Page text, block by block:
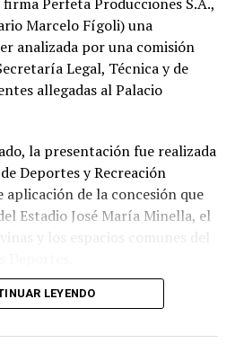
Marcelo Fígoli) una
analizada por una comisión
Legal, Técnica y de
allegadas al Palacio
la presentación fue realizada
Deportes y Recreación
aplicación de la concesión que
Estadio José María Minella, el
y los espacios comunes del
Legal, Técnico y de
la responsabilidad de
LEYENDO